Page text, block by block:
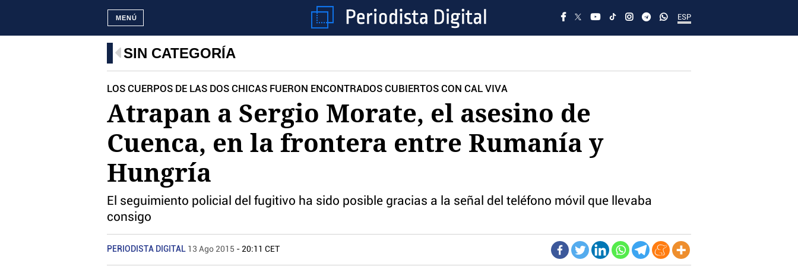
ESP
MENÚ
SIN CATEGORÍA
LOS CUERPOS DE LAS DOS CHICAS FUERON ENCONTRADOS CUBIERTOS CON CAL VIVA
Atrapan a Sergio Morate, el asesino de
Cuenca, en la frontera entre Rumanía y
Hungría
El seguimiento policial del fugitivo ha sido posible gracias a la señal del teléfono móvil que llevaba
consigo
PERIODISTA DIGITAL 13 Ago 2015 - 20:11 CET